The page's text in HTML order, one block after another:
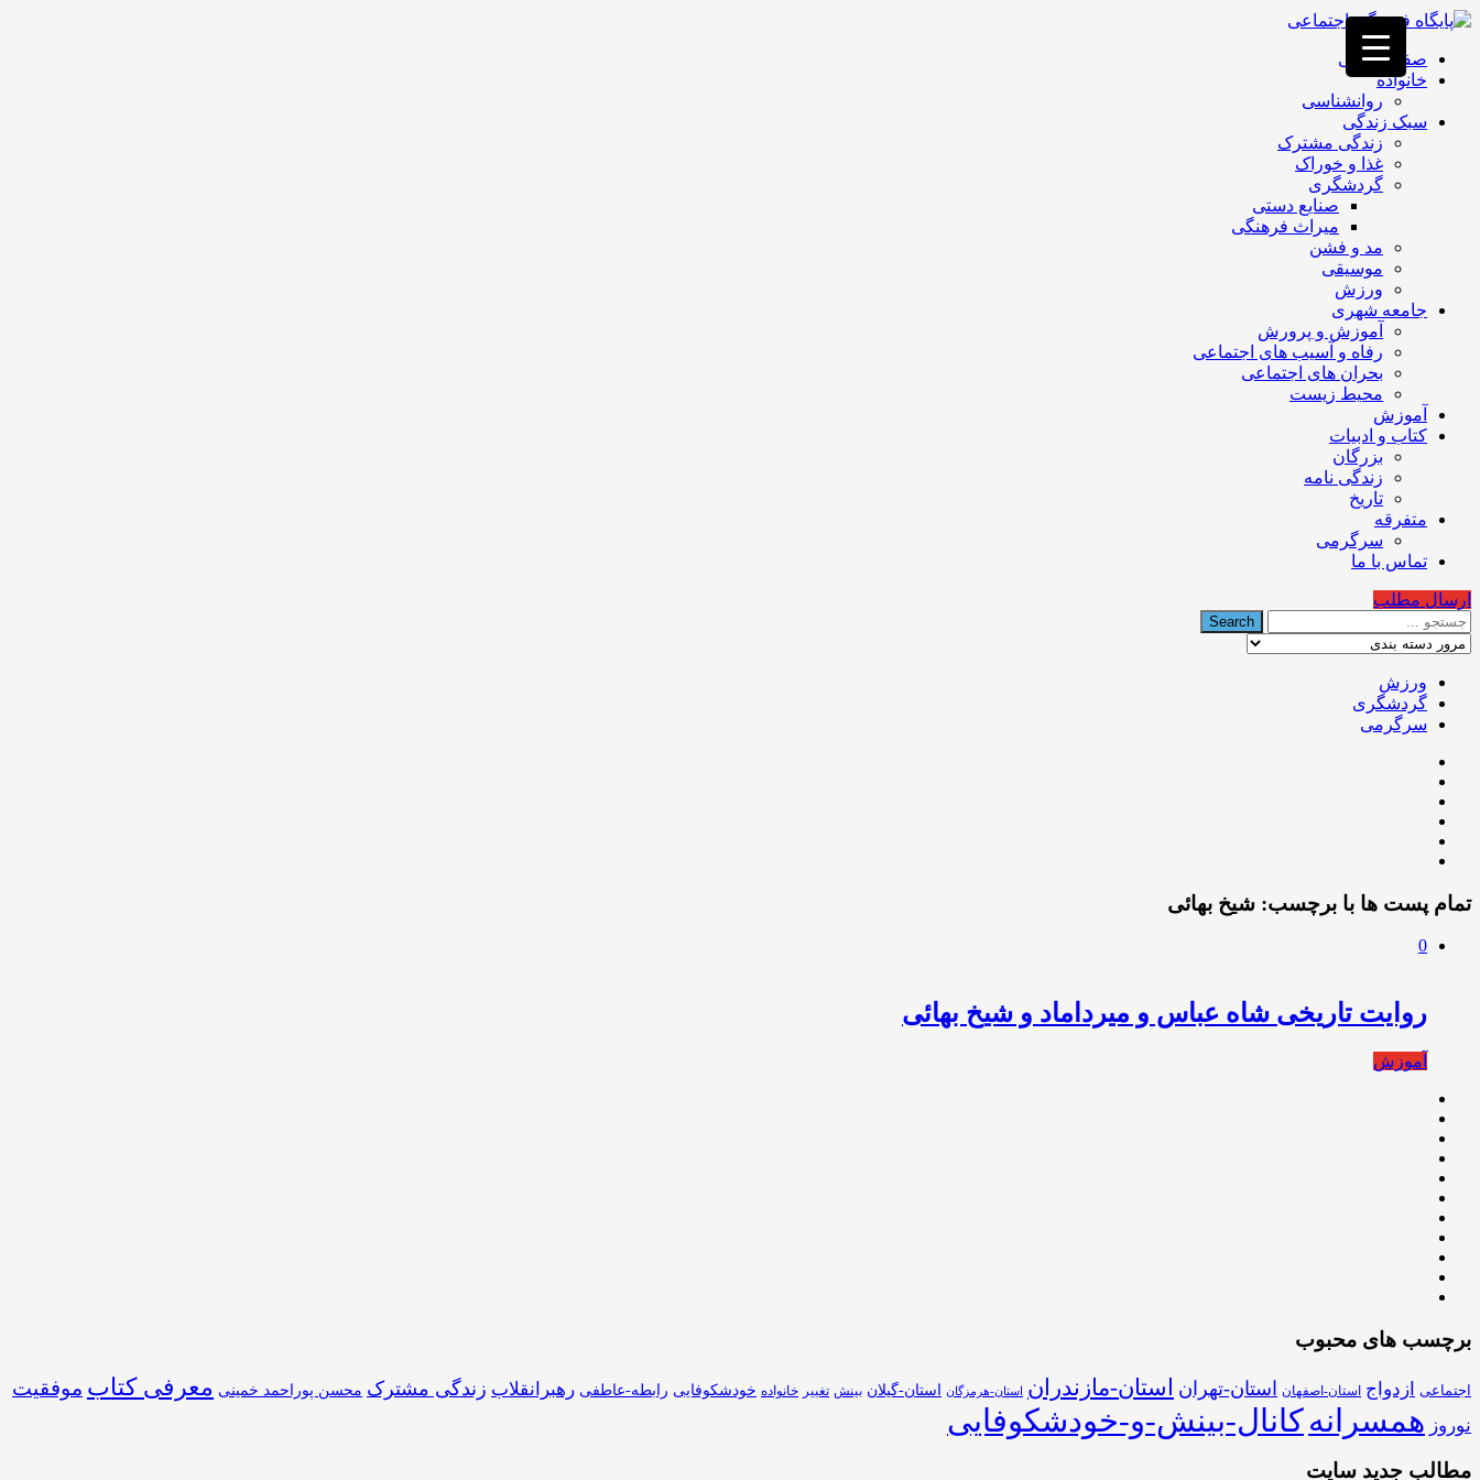
فصد
غرب
تهران
خشکشویی
تصفیه
تهران
صفحه اصلی
خانواده
روانشناسی
سبک زندگی
زندگی مشترک
غذا و خوراک
گردشگری
صنایع دستی
میراث فرهنگی
مد و فشن
موسیقی
ورزش
جامعه شهری
آموزش و پرورش
رفاه و آسیب های اجتماعی
بحران های اجتماعی
محیط زیست
آموزش
کتاب و ادبیات
بزرگان
زندگی نامه
تاریخ
متفرقه
سرگرمی
تماس با ما
ارسال مطلب
ورزش
گردشگری
سرگرمی
تمام پست ها با برچسب: شیخ بهائی
0
روایت تاریخی شاه عباس و میرداماد و شیخ بهائی
آموزش
برچسب های محبوب
اجتماعی ازدواج استان-اصفهان استان-تهران استان-مازندران استان-هرمزگان استان-گیلان بینش تغییر خانواده خودشکوفایی رابطه-عاطفی رهبرانقلاب زندگی مشترک محسن پوراحمد خمینی معرفی کتاب موفقیت
نوروز همسرانهکانال-بینش-و-خودشکوفایی
مطالب جدید سایت